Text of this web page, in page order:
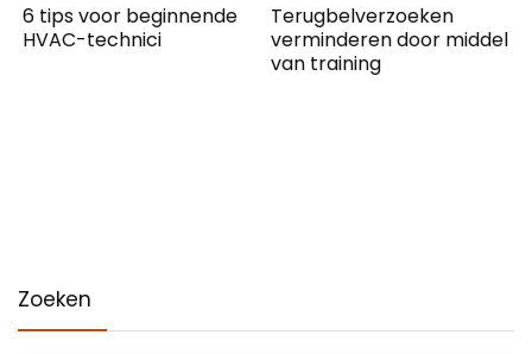
6 tips voor beginnende
HVAC-technici
Terugbelverzoeken
verminderen door middel
van training
Zoeken